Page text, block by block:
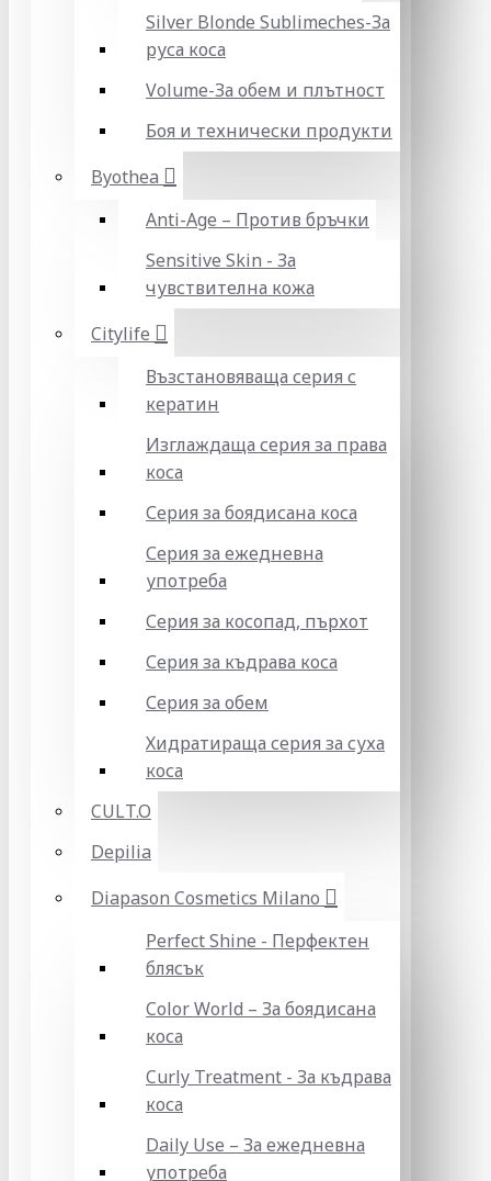
Silver Blonde Sublіmeches-За
руса коса
Volume-За обем и плътност
Боя и технически продукти
Byothea
Anti-Age – Против бръчки
Sensitive Skin - За
чувствителна кожа
Citylife
Възстановяваща серия с
кератин
Изглаждаща серия за права
коса
Серия за боядисана коса
Серия за ежедневна
употреба
Серия за косопад, пърхот
Серия за къдрава коса
Серия за обем
Хидратираща серия за суха
коса
CULT.O
Depilia
Diapason Cosmetics Milano
Perfect Shine - Перфектен
блясък
Color World – За боядисана
коса
Curly Treatment - За къдрава
коса
Daily Use – За ежедневна
употреба